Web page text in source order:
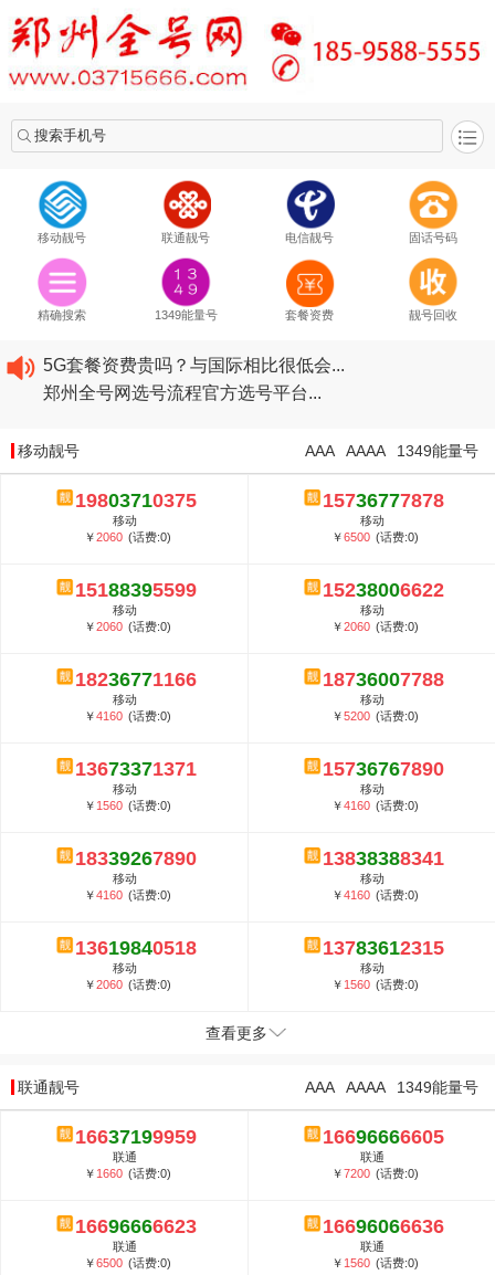
搜索手机号
移动靓号 联通靓号 电信靓号 固话号码
精确搜索 1349能量号 套餐资费 靓号回收
2020​移动最新套餐资费...
2020​联通最新套餐资费...
5G套餐资费贵吗？与国际相比很低会...
郑州全号网选号流程官方选号平台...
2020​联通最新套餐资费...
2020​电信最新套餐资费...
5G套餐资费贵吗？与国际相比很低会...
郑州全号网选号流程官方选号平台...
移动靓号 1349能量号
AAAA
AAA
19803710375
移动
￥2060 (话费:0)
15736777878
移动
￥6500 (话费:0)
15188395599
移动
￥2060 (话费:0)
15238006622
移动
￥2060 (话费:0)
18236771166
移动
￥4160 (话费:0)
18736007788
移动
￥5200 (话费:0)
13673371371
移动
￥ 1560 (话费:0)
15736767890
移动
￥4160 (话费:0)
18339267890
移动
￥4160 (话费:0)
13838388341
移动
￥4160 (话费:0)
13619840518
移动
￥2060 (话费:0)
13783612315
移动
￥ 1560 (话费:0)
查看更多
联通靓号 1349能量号
AAAA
AAA
16637199959
联通
￥ 1660 (话费:0)
16696666605
联通
￥7200 (话费:0)
16696666623
联通
￥6500 (话费:0)
16696066636
联通
￥ 1560 (话费:0)